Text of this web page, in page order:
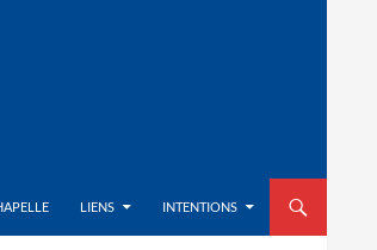
LIENS INTENTIONS